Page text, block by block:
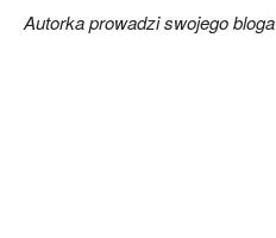
Autorka prowadzi swojego bloga